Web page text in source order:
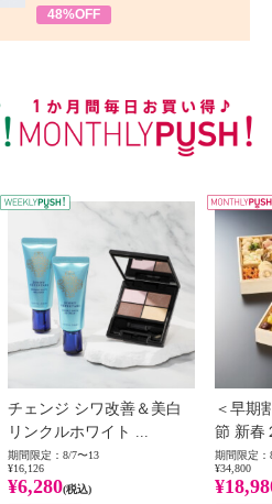
48%OFF
WEEKLY PUSH
チェンジ シワ改善＆美白
リンクルホワイト ...
期間限定：8/7〜13
¥16,126
¥6,280(税込)
＜早期
節 新春
期間限定：
¥34,800